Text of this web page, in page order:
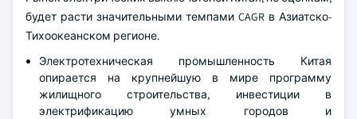
будет расти значительными темпами CAGR в Азиатско-
Тихоокеанском регионе.
Электротехническая промышленность Китая
опирается на крупнейшую в мире программу
жилищного строительства, инвестиции в
электрификацию умных городов и